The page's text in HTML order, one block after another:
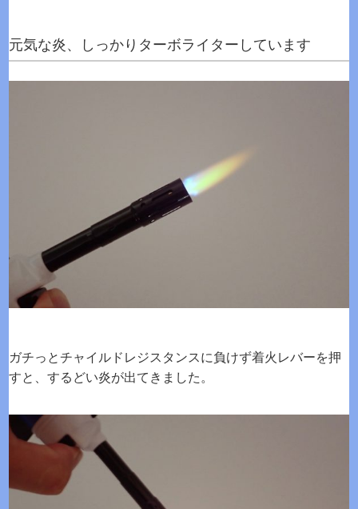
元気な炎、しっかりターボライターしています
ガチっとチャイルドレジスタンスに負けず着火レバーを押
すと、するどい炎が出てきました。